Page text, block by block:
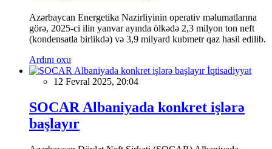
Azərbaycan Energetika Nazirliyinin operativ məlumatlarına
görə, 2025-ci ilin yanvar ayında ölkədə 2,3 milyon ton neft
(kondensatla birlikdə) və 3,9 milyard kubmetr qaz hasil edilib.
Ardını oxu
İqtisadiyyat
12 Fevral 2025, 20:04
SOCAR Albaniyada konkret işlərə
başlayır